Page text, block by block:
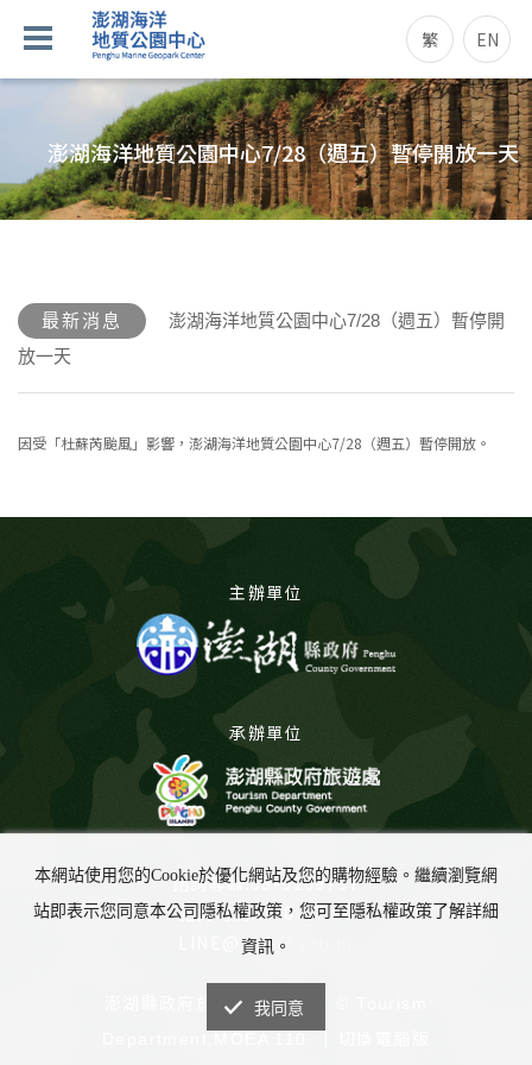
繁 EN
澎湖海洋地質公園中心7/28（週五）暫停開放一天
最新消息
澎湖海洋地質公園中心7/28（週五）暫停開
放一天
因受「杜蘇芮颱風」影響，澎湖海洋地質公園中心7/28（週五）暫停開放。
主辦單位
承辦單位
諮詢專線:06-9269737
諮詢時間:8:00-17:00
LINE@:@675yabuu
澎湖縣政府旅遊處 版權所有 © Tourism
本網站使用您的Cookie於優化網站及您的購物經驗。繼續瀏覽網
站即表示您同意本公司隱私權政策，您可至隱私權政策了解詳細
資訊。
我同意